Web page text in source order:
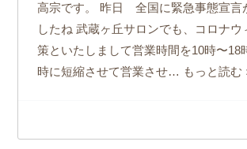
高宗です。 昨日 全国に緊急事態宣言
したね 武蔵ヶ丘サロンでも、コロナウ
策といたしまして営業時間を10時〜18
時に短縮させて営業させ… もっと読む